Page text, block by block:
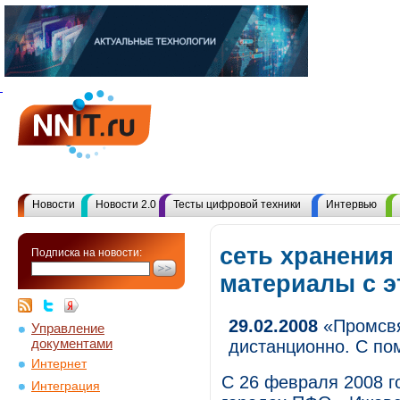
Новости Новости 2.0 Тесты цифровой техники Интервью
Подписка на новости:
Управление
документами
Интернет
Интеграция
сеть
материалы с
29.02.2008
дистанционно. С
С 26 февраля 2008